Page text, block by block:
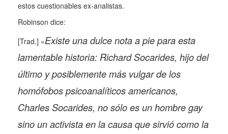
estos cuestionables ex-analistas.
Robinson dice:
[Trad.] «Existe una dulce nota a pie para esta
lamentable historia: Richard Socarides, hijo del
último y posiblemente más vulgar de los
homófobos psicoanalíticos americanos,
Charles Socarides, no sólo es un hombre gay
sino un activista en la causa que sirvió como la